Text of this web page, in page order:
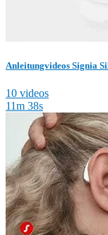
Anleitungvideos Signia
10 videos
11m 38s